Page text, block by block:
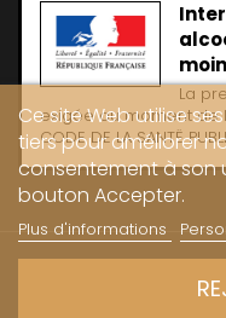
La
exigée au moment de
CODE DE LA SANTË
Ce site Web utilise
tiers pour améliorer
consentement à son
bouton Accepter.
Plus d'informations